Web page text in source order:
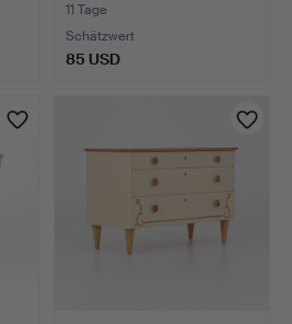
11 Tage
Schätzwert
85 USD